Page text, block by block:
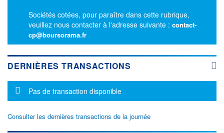
Sociétés cotées, pour paraître dans cette rubrique,
veuillez nous contacter à l'adresse suivante : contact-
cp@boursorama.fr
DERNIÈRES TRANSACTIONS
Message d'information
Pas de transaction disponible
Consulter les dernières transactions de la journée